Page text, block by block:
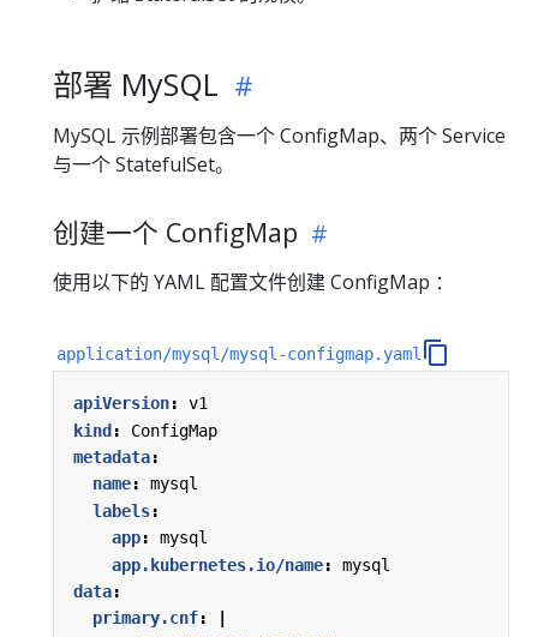
部署 MySQL
MySQL 示例部署包含一个 ConfigMap、两个 Service
与一个 StatefulSet。
创建一个 ConfigMap
使用以下的 YAML 配置文件创建 ConfigMap ：
application/mysql/mysql-configmap.yaml
apiVersion:
v1
kind:
ConfigMap
metadata:
name:
mysql
labels:
app:
mysql
app.kubernetes.io/name:
mysql
data:
primary.cnf: